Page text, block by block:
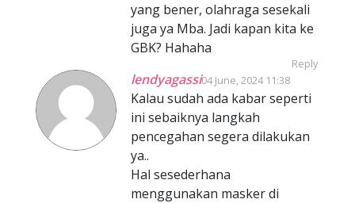
yang bener, olahraga sesekali
juga ya Mba. Jadi kapan kita ke
GBK? Hahaha
Reply
lendyagassi04 June, 2024 11:38
Kalau sudah ada kabar seperti
ini sebaiknya langkah
pencegahan segera dilakukan
ya..
Hal sesederhana
menggunakan masker di